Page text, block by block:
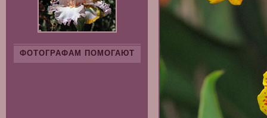
ФОТОГРАФАМ ПОМОГАЮТ